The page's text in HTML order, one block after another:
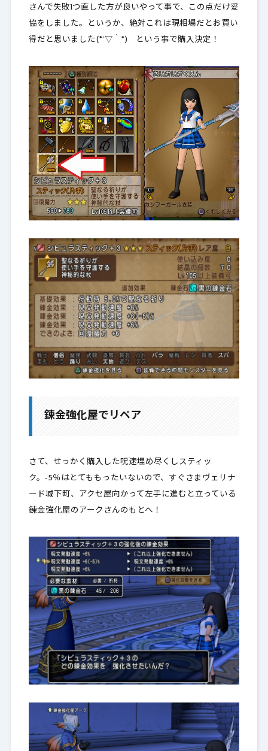
さんで失敗1つ直した方が良いや って事で、この点だけ妥
協をしました。というか、絶対これは現相場だとお買い
得だと思いました(*´▽｀*) という事で購入決定！
錬金強化屋でリペア
さて、せっかく購入した呪速埋め尽くしスティッ
ク。-5％はとてももったいないので、すぐさまヴェリナ
ード城下町、アクセ屋向かって左手に進むと立っている
錬金強化屋のアークさんのもとへ！